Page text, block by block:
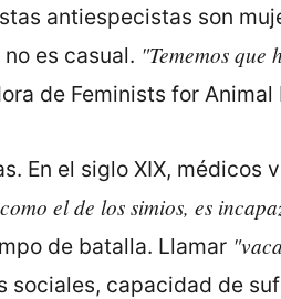
antiespecistas son
es casual. "Tememos
de Feminists for Animal
En el siglo XIX,
el de los simios, es
de batalla. Llamar
capacidad de